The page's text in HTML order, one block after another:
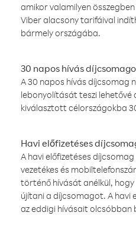
amikor valamilyen
Viber alacsony tarifáival
bármely országába.
30 napos hívás
A 30 napos hívás díjcsomag
lebonyolítását teszi lehetővé
kiválasztott célországokba
Havi előfizetéses
A havi előfizetéses
vezetékes és
történő hívását anélkül,
újítani a díjcsomagot. A havi
az eddigi hívásait olcsóbban